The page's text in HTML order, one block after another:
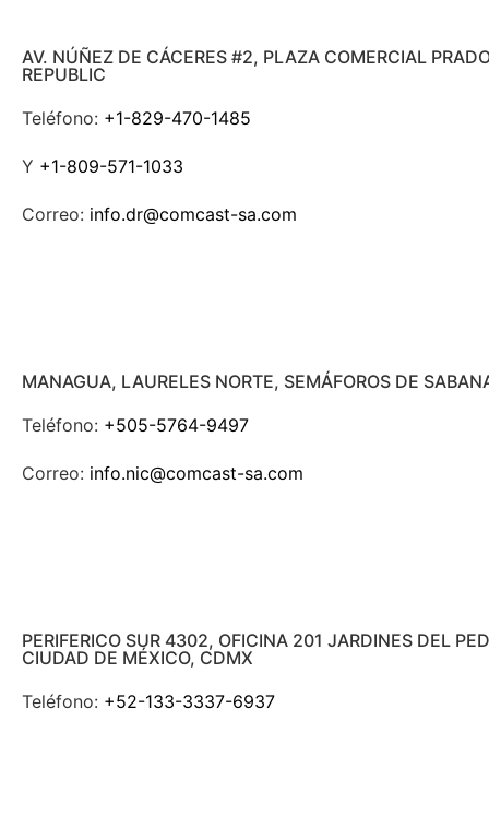
AV. NÚÑEZ DE CÁCERES #2, PLAZA COMERCIAL
REPUBLIC
Teléfono: +1-829-470-1485
Y +1-809-571-1033
Correo: info.dr@comcast-sa.com
MANAGUA, LAURELES NORTE, SEMÁFOROS DE
Teléfono: +505-5764-9497
Correo: info.nic@comcast-sa.com
PERIFERICO SUR 4302, OFICINA 201 JARDINES DEL
CIUDAD DE MÉXICO, CDMX
Teléfono: +52-133-3337-6937